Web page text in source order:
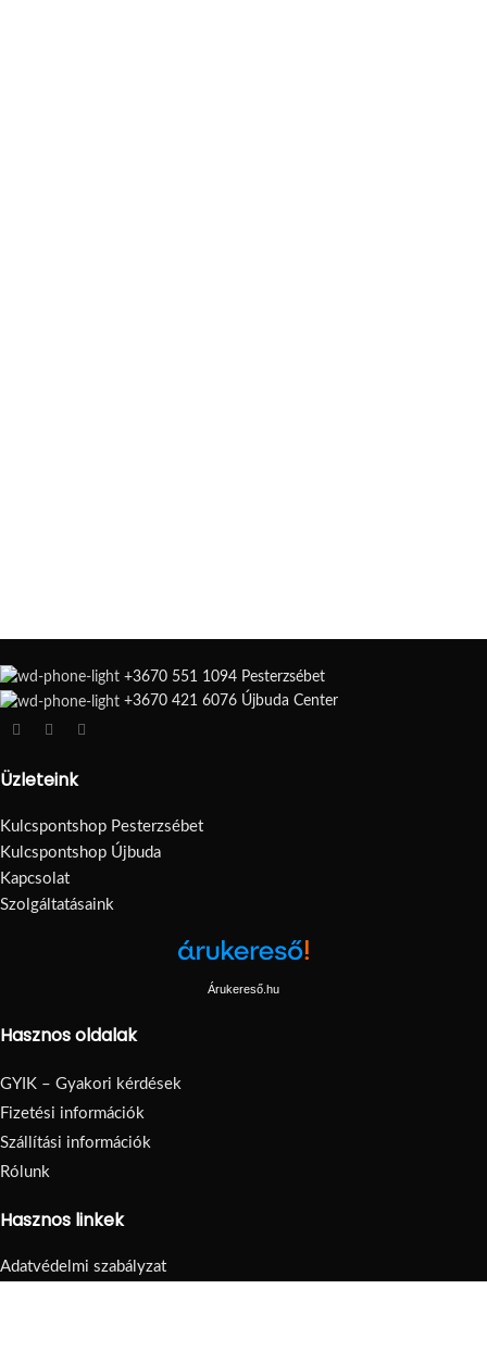
+3670 551 1094 Pesterzsébet
+3670 421 6076 Újbuda Center
Üzleteink
Kulcspontshop Pesterzsébet
Kulcspontshop Újbuda
Kapcsolat
Szolgáltatásaink
Árukereső.hu
Hasznos oldalak
GYIK – Gyakori kérdések
Fizetési információk
Szállítási információk
Rólunk
Hasznos linkek
Adatvédelmi szabályzat